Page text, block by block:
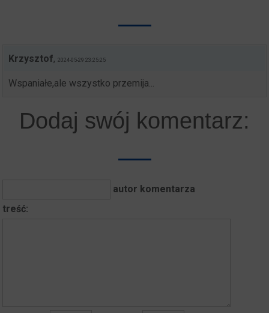
Krzysztof,2024-05-29 23:25:25
Wspaniałe,ale wszystko przemija...
Dodaj swój komentarz:
autor komentarza
treść: